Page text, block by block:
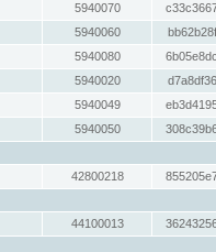
5940070
5940060
5940080
5940020
5940049
5940050
42800218
44100013